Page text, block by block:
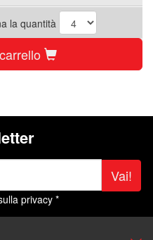
la quantità
Vai!
privacy *